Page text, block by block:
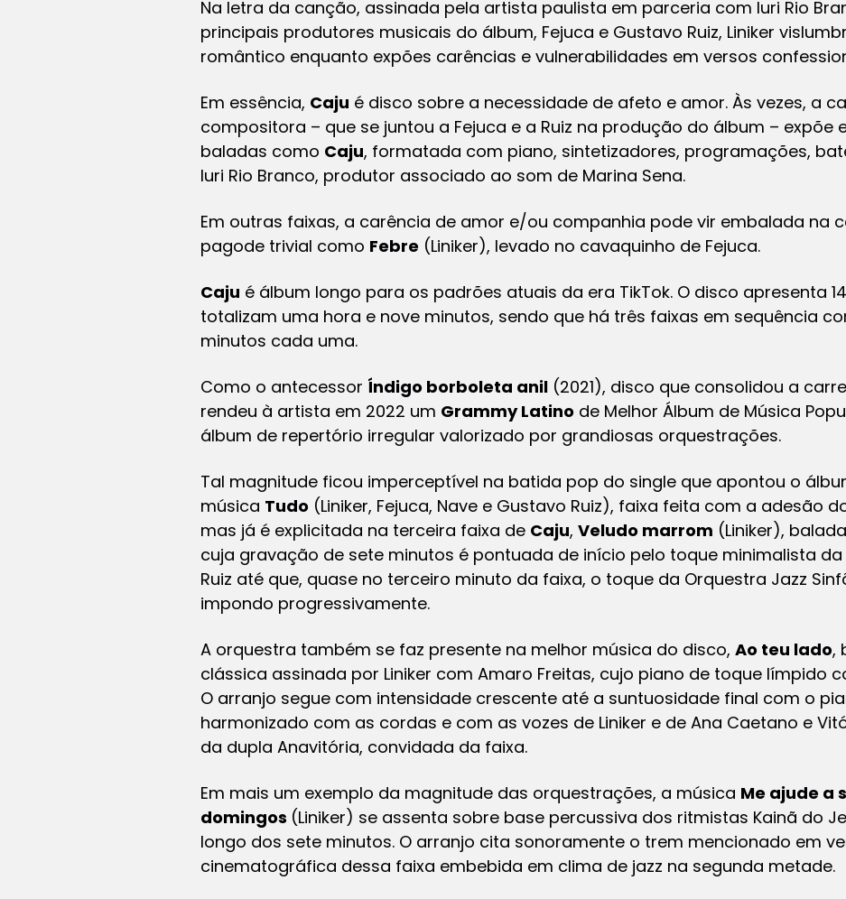
Na letra da canção, assinada pela artista paulista em parceria com Iuri Rio
principais produtores musicais do álbum, Fejuca e Gustavo Ruiz, Liniker
romântico enquanto expões carências e vulnerabilidades em versos
Em essência, Caju é disco sobre a necessidade de afeto e amor. Às vezes, a
compositora – que se juntou a Fejuca e a Ruiz na produção do álbum – expõe
baladas como Caju, formatada com piano, sintetizadores, programações,
Iuri Rio Branco, produtor associado ao som de Marina Sena.
Em outras faixas, a carência de amor e/ou companhia pode vir embalada na
pagode trivial como Febre (Liniker), levado no cavaquinho de Fejuca.
Caju é álbum longo para os padrões atuais da era TikTok. O disco apresenta
totalizam uma hora e nove minutos, sendo que há três faixas em sequência
minutos cada uma.
Como o antecessor Índigo borboleta anil (2021), disco que consolidou a
rendeu à artista em 2022 um Grammy Latino de Melhor Álbum de Música
álbum de repertório irregular valorizado por grandiosas orquestrações.
Tal magnitude ficou imperceptível na batida pop do single que apontou o
música Tudo (Liniker, Fejuca, Nave e Gustavo Ruiz), faixa feita com a adesão
mas já é explicitada na terceira faixa de Caju, Veludo marrom (Liniker),
cuja gravação de sete minutos é pontuada de início pelo toque minimalista
Ruiz até que, quase no terceiro minuto da faixa, o toque da Orquestra Jazz
impondo progressivamente.
A orquestra também se faz presente na melhor música do disco, Ao teu lado,
clássica assinada por Liniker com Amaro Freitas, cujo piano de toque límpido
O arranjo segue com intensidade crescente até a suntuosidade final com o
harmonizado com as cordas e com as vozes de Liniker e de Ana Caetano e
da dupla Anavitória, convidada da faixa.
Em mais um exemplo da magnitude das orquestrações, a música Me ajude a
domingos (Liniker) se assenta sobre base percussiva dos ritmistas Kainã do
longo dos sete minutos. O arranjo cita sonoramente o trem mencionado em
cinematográfica dessa faixa embebida em clima de jazz na segunda metade.